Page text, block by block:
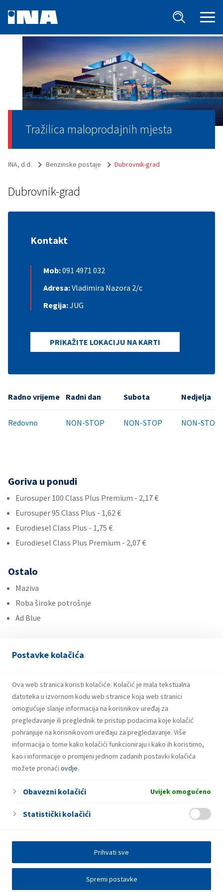
Postavke kolačića
Ova web stranica koristi kolačiće. Kolačić je mala tekstualna
datoteka u izvornom kodu web stranice koja web stranici
omogućuje slanje informacija na korisnikov uređaj za
pregledavanje ili preglednik te pristup podacima koje kolačić
pohranjuje na korisnikovom uređaju za pregledavanje. Više
informacija o tome kako kolačići funkcioniraju i kako ih koristimo,
kao i informacije o promjeni jednom zadanih postavki kolačića
možete pronaći ovdje.
Obavezni kolačići Uvijek omogućeno
Statistički kolačići
Spremi postavke
Prihvati sve
Tražilica maloprodajnih mjesta
INA, d.d. Benzinske postaje Dubrovnik-grad
Dubrovnik-grad
Kontakt
Mob:091 4971 032
Adresa:Vladimira Nazora 2/c
Regija:JUG
PRIKAŽITE LOKACIJU NA KARTI
Radno vrijeme Radni dan Subota Nedjelja
Redovno NON-STOP NON-STOP NON-STOP
Goriva u ponudi
Eurosuper 100 Class Plus Premium - 2,17 €
Eurosuper 95 Class Plus - 1,62 €
Eurodiesel Class Plus - 1,75 €
Eurodiesel Class Plus Premium - 2,07 €
Ostalo
Maziva
Roba široke potrošnje
Ad Blue
Fresh Corner